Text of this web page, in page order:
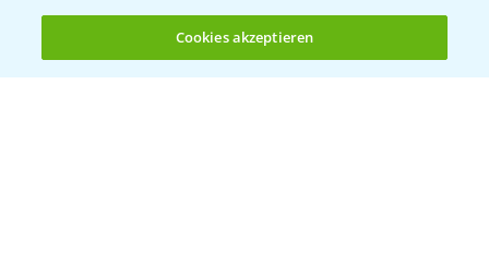
(noch 4)
Allgemeine Nutzungsbedingungen
Datenschutzerklärung
Impressum
Gebrauchshinweise
Cookies akzeptieren